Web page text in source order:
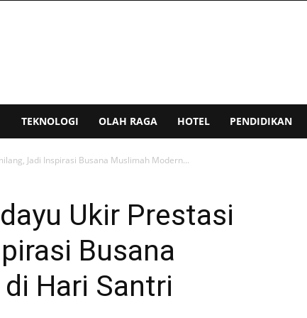
TEKNOLOGI OLAH RAGA HOTEL PENDIDIKAN
Jadi Inspirasi Busana Muslimah Modern...
Ukir Prestasi
Busana
Hari Santri